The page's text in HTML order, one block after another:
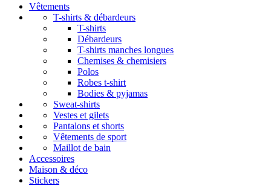
Vêtements
T-shirts & débardeurs
T-shirts
Débardeurs
T-shirts manches longues
Chemises & chemisiers
Polos
Robes t-shirt
Bodies & pyjamas
Sweat-shirts
Vestes et gilets
Pantalons et shorts
Vêtements de sport
Maillot de bain
Accessoires
Maison & déco
Stickers